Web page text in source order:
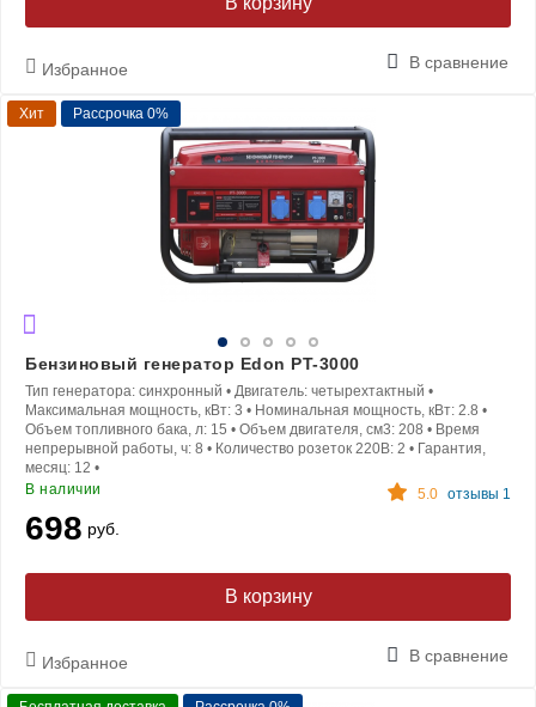
Избранное В сравнение
Хит Рассрочка 0%
Бензиновый генератор Edon PT-3000
Тип генератора: синхронный • Двигатель: четырехтактный •
Максимальная мощность, кВт: 3 • Номинальная мощность, кВт: 2.8 •
Объем топливного бака, л: 15 • Объем двигателя, см3: 208 • Время
непрерывной работы, ч: 8 • Количество розеток 220В: 2 • Гарантия,
месяц: 12 •
В наличии
5.0 отзывы 1
698 руб.
В корзину
Избранное В сравнение